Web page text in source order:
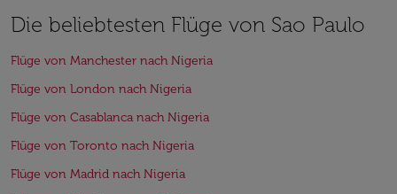
Die beliebtesten Flüge von Sao Paulo
Flüge von Manchester nach Nigeria
Flüge von London nach Nigeria
Flüge von Casablanca nach Nigeria
Flüge von Toronto nach Nigeria
Flüge von Madrid nach Nigeria